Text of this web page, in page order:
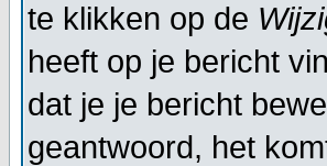
te klikken op de
heeft op je bericht
dat je je bericht
geantwoord, het